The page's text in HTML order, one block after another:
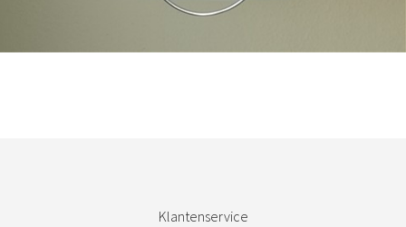
Klantenservice